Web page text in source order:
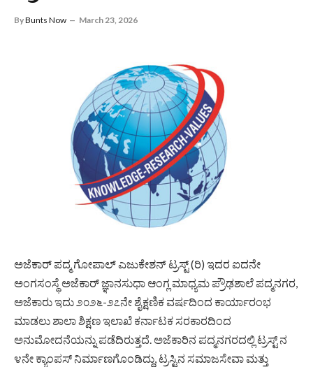
ByBunts Now March 23, 2026
ಅಜೆಕಾರ್ ಪದ್ಮ ಗೋಪಾಲ್ ಎಜುಕೇಶನ್ ಟ್ರಸ್ಟ್ (ರಿ) ಇದರ ಐದನೇ
ಅಂಗಸಂಸ್ಥೆ ಅಜೆಕಾರ್ ಜ್ಞಾನಸುಧಾ ಆಂಗ್ಲ ಮಾಧ್ಯಮ ಪ್ರೌಢಶಾಲೆ ಪದ್ಮನಗರ,
ಅಜೆಕಾರು ಇದು ೨೦೨೬-೨೭ನೇ ಶೈಕ್ಷಣಿಕ ವರ್ಷದಿಂದ ಕಾರ್ಯಾರಂಭ
ಮಾಡಲು ಶಾಲಾ ಶಿಕ್ಷಣ ಇಲಾಖೆ ಕರ್ನಾಟಕ ಸರಕಾರದಿಂದ
ಅನುಮೋದನೆಯನ್ನು ಪಡೆದಿರುತ್ತದೆ. ಅಜೆಕಾರಿನ ಪದ್ಮನಗರದಲ್ಲಿ ಟ್ರಸ್ಟ್ ನ
೪ನೇ ಕ್ಯಾಂಪಸ್ ನಿರ್ಮಾಣಗೊಂಡಿದ್ದು, ಟ್ರಸ್ಟಿನ ಸಮಾಜಸೇವಾ ಮತ್ತು